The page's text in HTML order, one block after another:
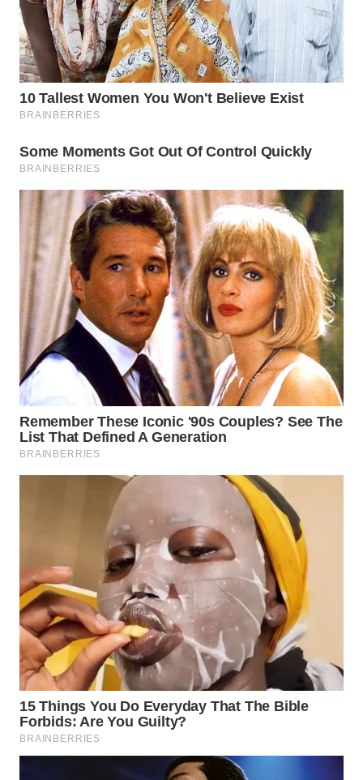
SUMEDANG
WN
CIANJUR
WN
SERIBU
WN
TANGERANG
WN
BINJAI
WN
CIREBON
INDRAMAYU
WN
KUNINGAN
SUBANG
WN
SUKABUMI
WN
PURWAKARTA
WN
PRIANGAN